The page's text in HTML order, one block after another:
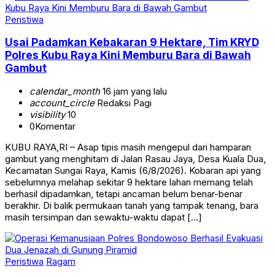
Peristiwa
Usai Padamkan Kebakaran 9 Hektare, Tim KRYD
Polres Kubu Raya Kini Memburu Bara di Bawah
Gambut
calendar_month16 jam yang lalu
account_circleRedaksi Pagi
visibility10
0Komentar
KUBU RAYA,RI – Asap tipis masih mengepul dari hamparan
gambut yang menghitam di Jalan Rasau Jaya, Desa Kuala Dua,
Kecamatan Sungai Raya, Kamis (6/8/2026). Kobaran api yang
sebelumnya melahap sekitar 9 hektare lahan memang telah
berhasil dipadamkan, tetapi ancaman belum benar-benar
berakhir. Di balik permukaan tanah yang tampak tenang, bara
masih tersimpan dan sewaktu-waktu dapat […]
Peristiwa Ragam